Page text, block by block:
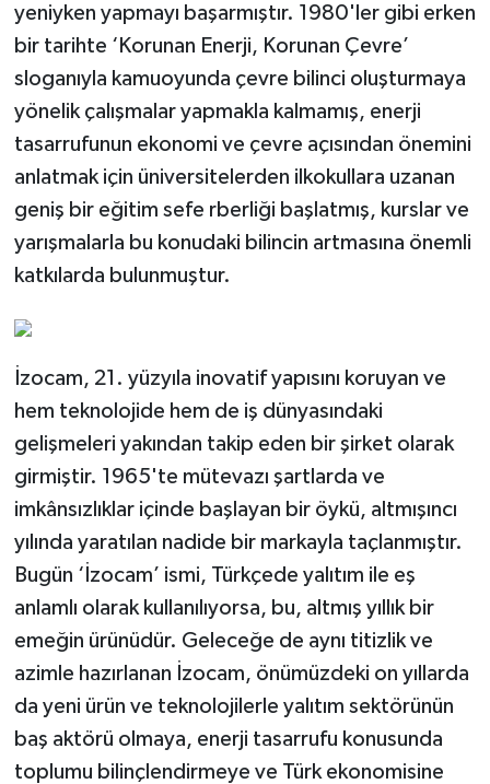
yeniyken yapmayı başarmıştır. 1980'ler gibi erken
bir tarihte ‘Korunan Enerji, Korunan Çevre’
sloganıyla kamuoyunda çevre bilinci oluşturmaya
yönelik çalışmalar yapmakla kalmamış, enerji
tasarrufunun ekonomi ve çevre açısından önemini
anlatmak için üniversitelerden ilkokullara uzanan
geniş bir eğitim sefe rberliği başlatmış, kurslar ve
yarışmalarla bu konudaki bilincin artmasına önemli
katkılarda bulunmuştur.
İzocam, 21. yüzyıla inovatif yapısını koruyan ve
hem teknolojide hem de iş dünyasındaki
gelişmeleri yakından takip eden bir şirket olarak
girmiştir. 1965'te mütevazı şartlarda ve
imkânsızlıklar içinde başlayan bir öykü, altmışıncı
yılında yaratılan nadide bir markayla taçlanmıştır.
Bugün ‘İzocam’ ismi, Türkçede yalıtım ile eş
anlamlı olarak kullanılıyorsa, bu, altmış yıllık bir
emeğin ürünüdür. Geleceğe de aynı titizlik ve
azimle hazırlanan İzocam, önümüzdeki on yıllarda
da yeni ürün ve teknolojilerle yalıtım sektörünün
baş aktörü olmaya, enerji tasarrufu konusunda
toplumu bilinçlendirmeye ve Türk ekonomisine